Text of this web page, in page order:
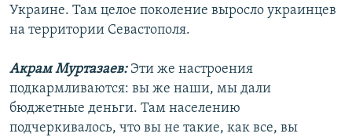
Украине. Там целое поколение выросло украинцев
на территории Севастополя.
Акрам Муртазаев: Эти же настроения
подкармливаются: вы же наши, мы дали
бюджетные деньги. Там населению
подчеркивалось, что вы не такие, как все, вы